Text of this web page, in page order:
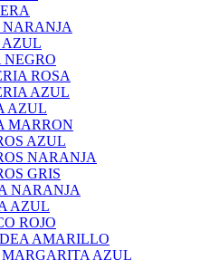
NARANJA
AZUL
NEGRO
ROSA
AZUL
AZUL
MARRON
AZUL
NARANJA
GRIS
NARANJA
AZUL
ROJO
AMARILLO
AZUL